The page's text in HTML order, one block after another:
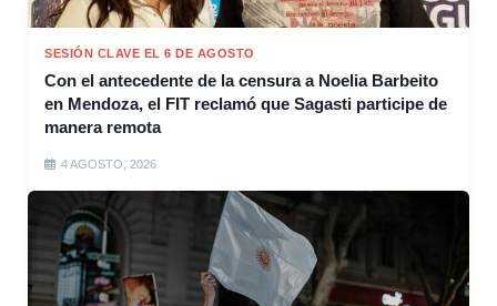
SESIÓN CLAVE EL 6 DE AGOSTO
Con el antecedente de la censura a Noelia Barbeito
en Mendoza, el FIT reclamó que Sagasti participe de
manera remota
4 AGOSTO, 2026